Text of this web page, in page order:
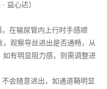
益心达）
在输尿管内上行时手感顺
观察导丝进出是否通畅，从
有明显阻力感，则需调整进
会随意进出，如通道鞘明显